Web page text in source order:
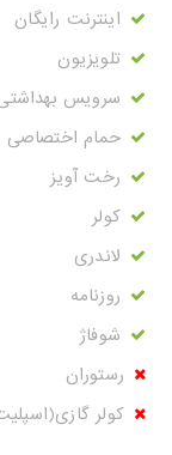
اینترنت رایگان
تلویزیون
سرویس
حمام اختصاصی
رخت آویز
کولر
لاندری
روزنامه
شوفاژ
رستوران
کولر